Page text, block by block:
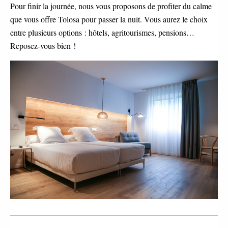
Pour finir la journée, nous vous proposons de profiter du calme
que vous offre Tolosa pour passer la nuit. Vous aurez le choix
entre plusieurs options : hôtels, agritourismes, pensions…
Reposez-vous bien !